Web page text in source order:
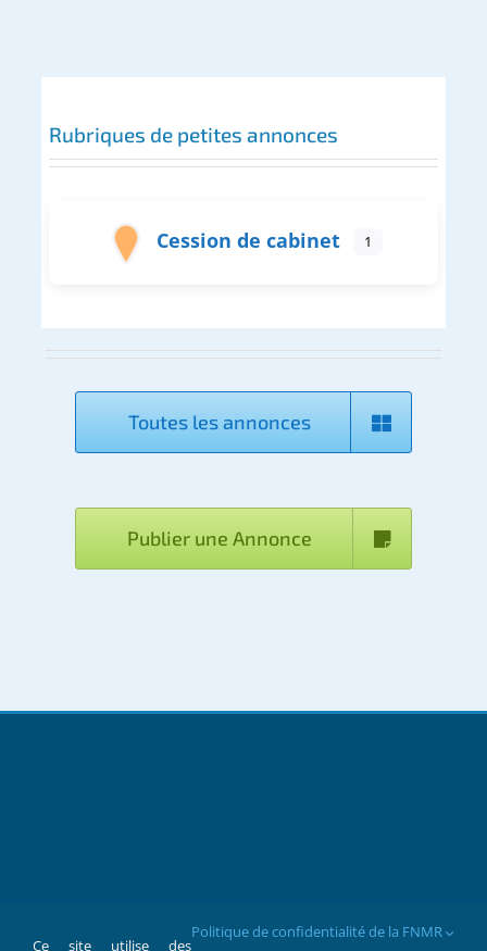
Rubriques de petites annonces
Cession de cabinet 1
Toutes les annonces
Publier une Annonce
Ce site utilise des
Politique de confidentialité de la FNMR